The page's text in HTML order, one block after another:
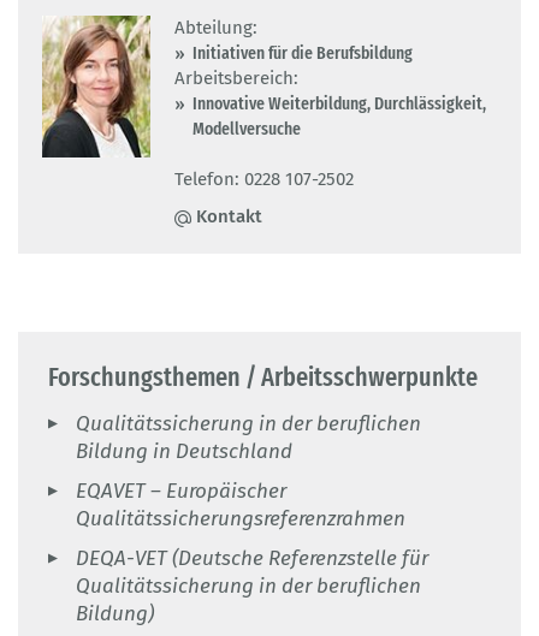
Abteilung:
Initiativen für die Berufsbildung
Arbeitsbereich:
Innovative Weiterbildung, Durchlässigkeit,
Modellversuche
Telefon: 0228 107-2502
Kontakt
Forschungsthemen / Arbeitsschwerpunkte
Qualitätssicherung in der beruflichen
Bildung in Deutschland
EQAVET – Europäischer
Qualitätssicherungsreferenzrahmen
DEQA-VET (Deutsche Referenzstelle für
Qualitätssicherung in der beruflichen
Bildung)